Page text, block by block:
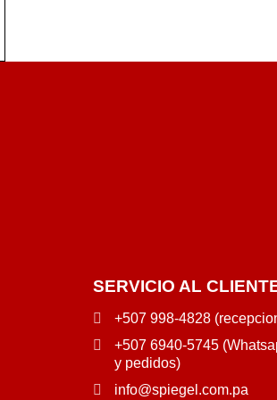
SERVICIO AL
+507 998-4828
+507 6940-5745
y pedidos)
info@spiegel.com.pa